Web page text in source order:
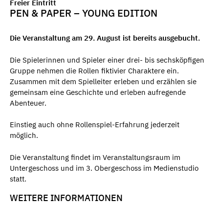
Freier Eintritt
PEN & PAPER – YOUNG EDITION
Die Veranstaltung am 29. August ist bereits ausgebucht.
Die Spielerinnen und Spieler einer drei- bis sechsköpfigen
Gruppe nehmen die Rollen fiktivier Charaktere ein.
Zusammen mit dem Spielleiter erleben und erzählen sie
gemeinsam eine Geschichte und erleben aufregende
Abenteuer.
Einstieg auch ohne Rollenspiel-Erfahrung jederzeit
möglich.
Die Veranstaltung findet im Veranstaltungsraum im
Untergeschoss und im 3. Obergeschoss im Medienstudio
statt.
WEITERE INFORMATIONEN